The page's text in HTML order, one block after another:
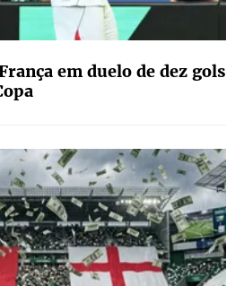
em duelo de dez gols